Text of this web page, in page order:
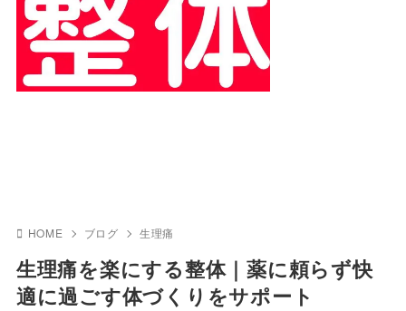
HOME ブログ 生理痛
生理痛を楽にする整体｜薬に頼らず快
適に過ごす体づくりをサポート